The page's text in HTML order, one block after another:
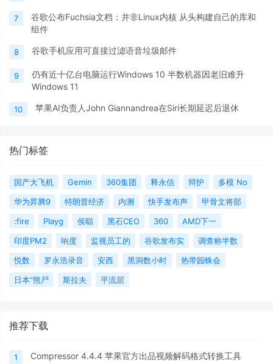
7
谷歌公布Fuchsia文档：并非Linux内核 从头构建自己的库和
组件
8 谷歌手机应用可直接过滤语音垃圾邮件
9
仍有近十亿台电脑运行Windows 10 半数机器因老旧难升
Windows 11
10 苹果AI负责人John Giannandrea在Siri长期延迟后退休
热门标签
国产大飞机 Gemin 360集团 释永信 辩护
多模 No
华为昇腾9
特朗普经济 内测 快手发布声
甲骨文将部
:fire
Playg 侯聪 黑石CEO 360
AMD下一
印度PM2
响度 监视员工的 谷歌发布实
调查称半数
悦数
罗永浩录音 安西 黑洞数小时
热带园蛛会
日本“熊尸
斯拉夫 平流层
推荐下载
1 Compressor 4.4.4 苹果官方出品视频解码格式转换工具